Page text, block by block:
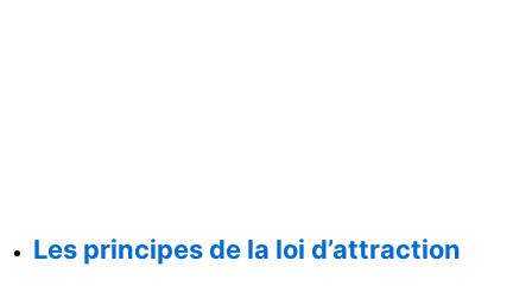
Les principes de la loi d’attraction